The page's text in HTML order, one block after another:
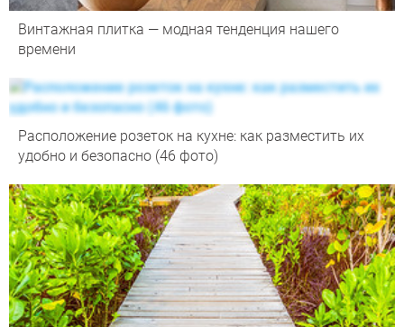
Винтажная плитка — модная тенденция нашего
времени
Расположение розеток на кухне: как разместить их
удобно и безопасно (46 фото)